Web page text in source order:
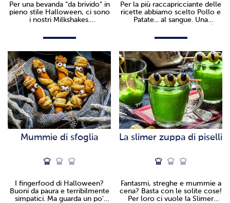
Per una bevanda "da brivido" in
pieno stile Halloween, ci sono
i nostri Milkshakes.
Per la più raccapricciante delle
ricette abbiamo scelto Pollo e
Patate... al sangue. Una
Mummie di sfoglia
I fingerfood di Halloween?
Buoni da paura e terribilmente
simpatici. Ma guarda un po'
La slimer zuppa di piselli
Fantasmi, streghe e mummie a
cena? Basta con le solite cose!
Per loro ci vuole la Slimer